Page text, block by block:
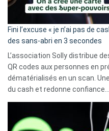
Fini l’excuse « je n’ai pas de
des sans-abri en 3 secondes
L’association Solly distribue
QR codes aux personnes en
dématérialisés en un scan.
du cash et redonne confiance…